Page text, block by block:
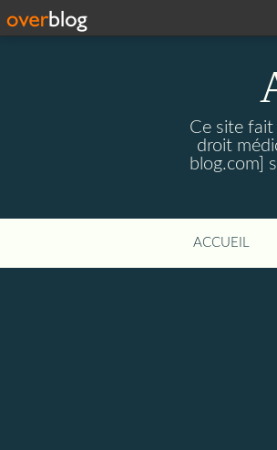
Ce site fait
droit
blog.com]
ACCUEIL